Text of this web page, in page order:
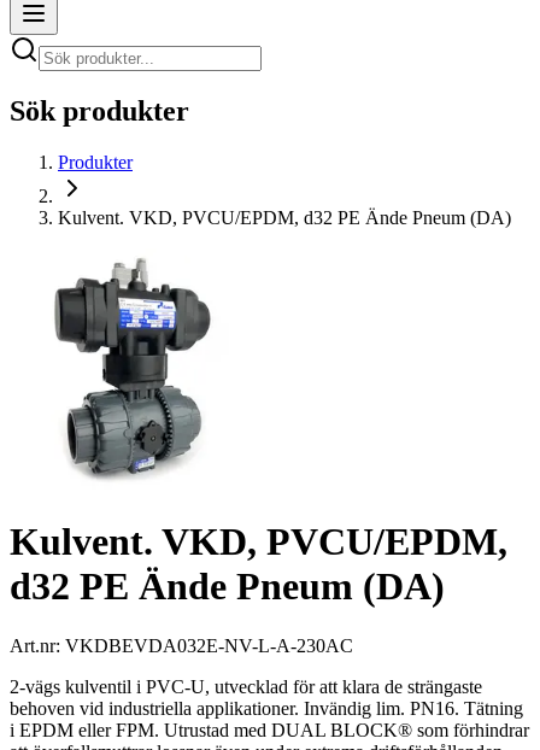
Sök produkter
Produkter
Kulvent. VKD, PVCU/EPDM, d32 PE Ände Pneum (DA)
Kulvent. VKD, PVCU/EPDM,
d32 PE Ände Pneum (DA)
Art.nr: VKDBEVDA032E-NV-L-A-230AC
2-vägs kulventil i PVC-U, utvecklad för att klara de strängaste
behoven vid industriella applikationer. Invändig lim. PN16. Tätning
i EPDM eller FPM. Utrustad med DUAL BLOCK® som förhindrar